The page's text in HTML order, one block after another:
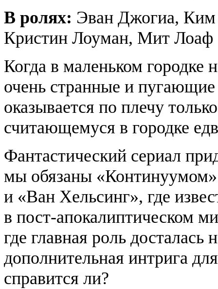
В ролях: Эван Джогиа,
Кристин Лоуман, Мит Лоаф
Когда в маленьком городке
очень странные и
оказывается по плечу
считающемуся в городке
Фантастический сериал
мы обязаны
и «Ван Хельсинг», где
в пост-апокалиптическом
где главная роль
дополнительная интрига
справится ли?